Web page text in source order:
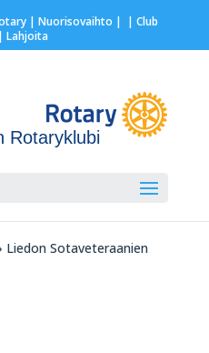
| Nuorisovaihto | | Club
Rotaryklubi
Liedon Sotaveteraanien